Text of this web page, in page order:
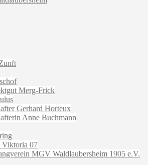
Merg-Frick
Gerhard Horteux
Anne Buchmann
Viktoria 07
MGV Waldlaubersheim 1905 e.V.